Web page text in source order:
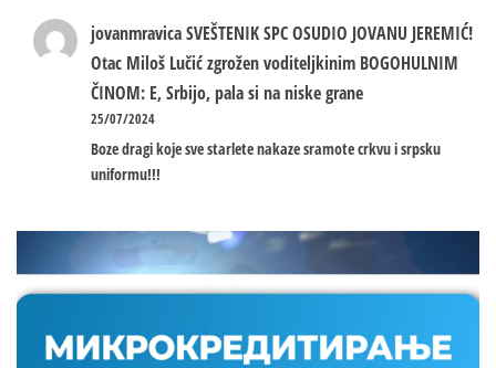
jovanmravicaSVEŠTENIK SPC OSUDIO JOVANU JEREMIĆ!
Otac Miloš Lučić zgrožen voditeljkinim BOGOHULNIM
ČINOM: E, Srbijo, pala si na niske grane
25/07/2024
Boze dragi koje sve starlete nakaze sramote crkvu i srpsku
uniformu!!!